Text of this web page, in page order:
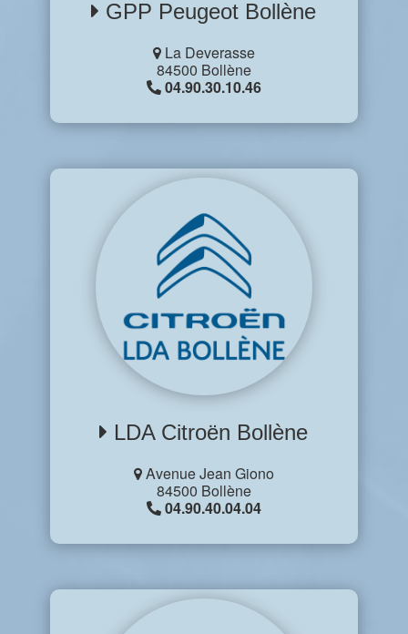
GPP Peugeot Bollène
La Deverasse
84500 Bollène
04.90.30.10.46
LDA Citroën Bollène
Avenue Jean Giono
84500 Bollène
04.90.40.04.04